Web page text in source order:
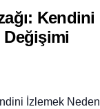
Kendini
Değişimi
İzlemek Neden